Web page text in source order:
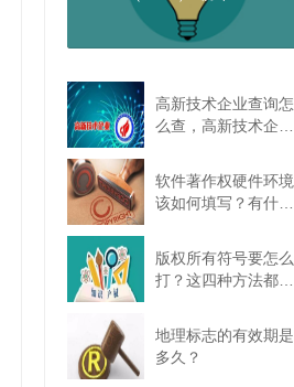
布！龙岗全国第六
高新技术企业查询怎
么查，高新技术企业
软件著作权硬件环境
该如何填写？有什么
版权所有符号要怎么
打？这四种方法都可
地理标志的有效期是
多久？